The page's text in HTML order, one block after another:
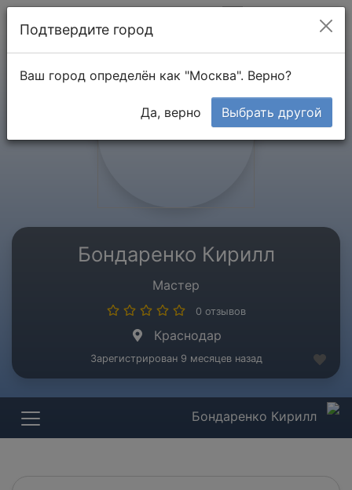
Бондаренко Кирилл
Мастер
0 отзывов
Краснодар
Зарегистрирован 9 месяцев назад
Бондаренко Кирилл
Подтвердите город
Ваш город определён как "Москва". Верно?
Да, верно Выбрать другой